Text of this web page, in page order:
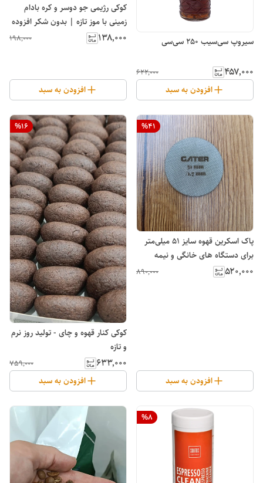
سیروپ سی‌سیب 250 سی‌سی
۴۵۷٬۰۰۰ ۶۲۲٬۰۰۰
افزودن به سبد
کوکی رژیمی جو دوسر و کره بادام
زمینی با موز تازه | بدون شکر افزوده
و مواد نگهدارنده
۱۳۸٬۰۰۰ ۱۹۸٬۰۰۰
افزودن به سبد
%41
پاک اسکرین قهوه سایز 51 میلی‌متر
برای دستگاه های خانگی و نیمه
صنعتی
۵۲۰٬۰۰۰ ۸۹۰٬۰۰۰
افزودن به سبد
%16
کوکی کنار قهوه و چای - تولید روز نرم
و تازه
۶۳۳٬۰۰۰ ۷۵۹٬۰۰۰
افزودن به سبد
%8